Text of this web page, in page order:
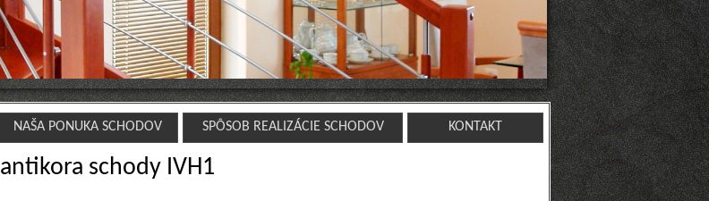
NAŠA PONUKA SCHODOV SPÔSOB REALIZÁCIE SCHODOV KONTAKT
antikora schody IVH1